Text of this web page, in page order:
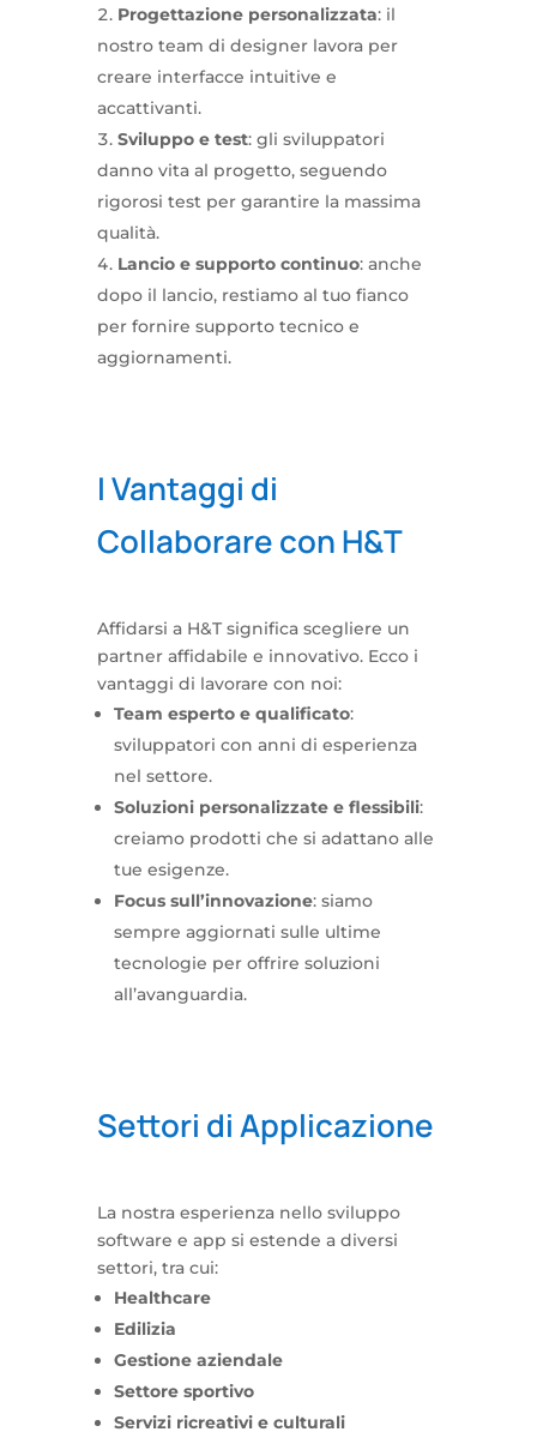
Progettazione personalizzata: il
nostro team di designer lavora per
creare interfacce intuitive e
accattivanti.
Sviluppo e test: gli sviluppatori
danno vita al progetto, seguendo
rigorosi test per garantire la massima
qualità.
Lancio e supporto continuo: anche
dopo il lancio, restiamo al tuo fianco
per fornire supporto tecnico e
aggiornamenti.
I Vantaggi di
Collaborare con H&T
Affidarsi a H&T significa scegliere un
partner affidabile e innovativo. Ecco i
vantaggi di lavorare con noi:
Team esperto e qualificato:
sviluppatori con anni di esperienza
nel settore.
Soluzioni personalizzate e flessibili:
creiamo prodotti che si adattano alle
tue esigenze.
Focus sull’innovazione: siamo
sempre aggiornati sulle ultime
tecnologie per offrire soluzioni
all’avanguardia.
Settori di Applicazione
La nostra esperienza nello sviluppo
software e app si estende a diversi
settori, tra cui:
Healthcare
Edilizia
Gestione aziendale
Settore sportivo
Servizi ricreativi e culturali